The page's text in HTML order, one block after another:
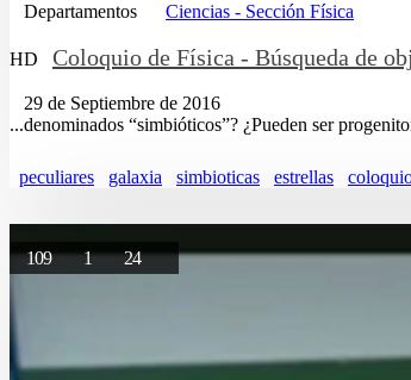
Departamentos Ciencias - Sección Física
HD Coloquio de Física - Búsqueda de
29 de Septiembre de 2016
...denominados “simbióticos”? ¿Pueden ser
peculiares galaxia simbioticas estrellas
109124